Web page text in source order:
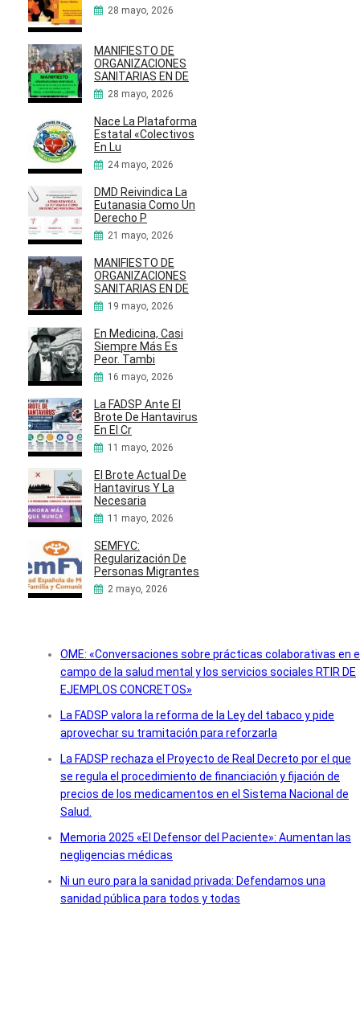
28 mayo, 2026
MANIFIESTO DE
ORGANIZACIONES
SANITARIAS EN DE
28 mayo, 2026
Nace La Plataforma
Estatal «Colectivos
En Lu
24 mayo, 2026
DMD Reivindica La
Eutanasia Como Un
Derecho P
21 mayo, 2026
MANIFIESTO DE
ORGANIZACIONES
SANITARIAS EN DE
19 mayo, 2026
En Medicina, Casi
Siempre Más Es
Peor. Tambi
16 mayo, 2026
La FADSP Ante El
Brote De Hantavirus
En El Cr
11 mayo, 2026
El Brote Actual De
Hantavirus Y La
Necesaria
11 mayo, 2026
SEMFYC:
Regularización De
Personas Migrantes
2 mayo, 2026
OME: «Conversaciones sobre prácticas colaborativas en
campo de la salud mental y los servicios sociales RTIR DE
EJEMPLOS CONCRETOS»
La FADSP valora la reforma de la Ley del tabaco y pide
aprovechar su tramitación para reforzarla
La FADSP rechaza el Proyecto de Real Decreto por el que
se regula el procedimiento de financiación y fijación de
precios de los medicamentos en el Sistema Nacional de
Salud.
Memoria 2025 «El Defensor del Paciente»: Aumentan las
negligencias médicas
Ni un euro para la sanidad privada: Defendamos una
sanidad pública para todos y todas